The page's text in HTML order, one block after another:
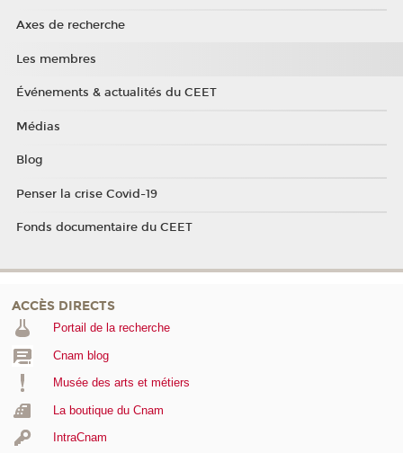
Axes de recherche
Les membres
Événements & actualités du CEET
Médias
Blog
Penser la crise Covid-19
Fonds documentaire du CEET
ACCÈS DIRECTS
Portail de la recherche
Cnam blog
Musée des arts et métiers
La boutique du Cnam
IntraCnam